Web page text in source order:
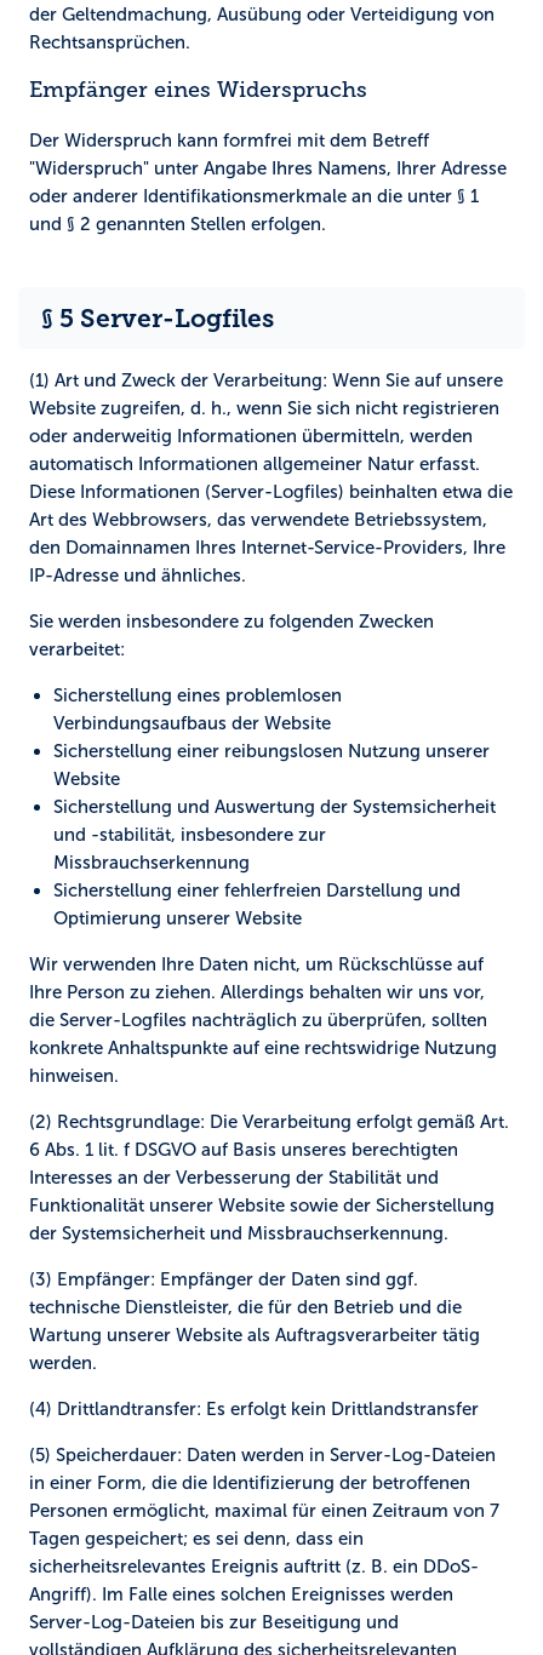
der Geltendmachung, Ausübung oder Verteidigung von
Rechtsansprüchen.
Empfänger eines Widerspruchs
Der Widerspruch kann formfrei mit dem Betreff
"Widerspruch" unter Angabe Ihres Namens, Ihrer Adresse
oder anderer Identifikationsmerkmale an die unter § 1
und § 2 genannten Stellen erfolgen.
§ 5 Server-Logfiles
(1) Art und Zweck der Verarbeitung: Wenn Sie auf unsere
Website zugreifen, d. h., wenn Sie sich nicht registrieren
oder anderweitig Informationen übermitteln, werden
automatisch Informationen allgemeiner Natur erfasst.
Diese Informationen (Server-Logfiles) beinhalten etwa die
Art des Webbrowsers, das verwendete Betriebssystem,
den Domainnamen Ihres Internet-Service-Providers, Ihre
IP-Adresse und ähnliches.
Sie werden insbesondere zu folgenden Zwecken
verarbeitet:
Sicherstellung eines problemlosen
Verbindungsaufbaus der Website
Sicherstellung einer reibungslosen Nutzung unserer
Website
Sicherstellung und Auswertung der Systemsicherheit
und -stabilität, insbesondere zur
Missbrauchserkennung
Sicherstellung einer fehlerfreien Darstellung und
Optimierung unserer Website
Wir verwenden Ihre Daten nicht, um Rückschlüsse auf
Ihre Person zu ziehen. Allerdings behalten wir uns vor,
die Server-Logfiles nachträglich zu überprüfen, sollten
konkrete Anhaltspunkte auf eine rechtswidrige Nutzung
hinweisen.
(2) Rechtsgrundlage: Die Verarbeitung erfolgt gemäß Art.
6 Abs. 1 lit. f DSGVO auf Basis unseres berechtigten
Interesses an der Verbesserung der Stabilität und
Funktionalität unserer Website sowie der Sicherstellung
der Systemsicherheit und Missbrauchserkennung.
(3) Empfänger: Empfänger der Daten sind ggf.
technische Dienstleister, die für den Betrieb und die
Wartung unserer Website als Auftragsverarbeiter tätig
werden.
(4) Drittlandtransfer: Es erfolgt kein Drittlandstransfer
(5) Speicherdauer: Daten werden in Server-Log-Dateien
in einer Form, die die Identifizierung der betroffenen
Personen ermöglicht, maximal für einen Zeitraum von 7
Tagen gespeichert; es sei denn, dass ein
sicherheitsrelevantes Ereignis auftritt (z. B. ein DDoS-
Angriff). Im Falle eines solchen Ereignisses werden
Server-Log-Dateien bis zur Beseitigung und
vollständigen Aufklärung des sicherheitsrelevanten